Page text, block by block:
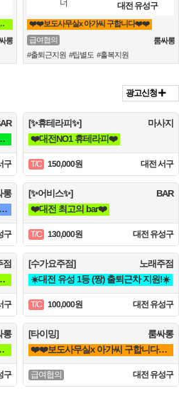
보장 20대30대가족모집☀️
롱
대전 유성구
❤️❤️보도사무실x 아가씨 구합니다❤️❤️
급여협의
룸싸롱
#출퇴근지원 #팁별도 #홀복지원
광고신청
보자환영 #당일지급 #텃세❤️
구
[✨휴테라피✨]
마사지
❤️대전NO1 휴테라피❤️
T/C 150,000원 대전 서구
롱
❤️대전 유성 시간당 14만 고정 가게 단골 손님 위주 / 고급 손님 많음 / 고수익 보장❤️
구
[✨어비스✨]
BAR
❤️대전 최고의 bar❤️
T/C 130,000원 대전 유성구
점
면서 일해요?❤️
구
[수가요주점]
노래주점
☀️대전 유성 1등 (짱) 출퇴근차 지원!☀️
T/C 100,000원 대전 유성구
롱
30대가족모집☀️
구
[타이밍]
룸싸롱
❤️❤️보도사무실x 아가씨 구합니다❤️❤️
급여협의 대전 유성구